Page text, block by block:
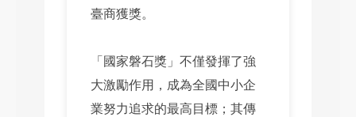
臺商獲獎。
「國家磐石獎」不僅發揮了強
大激勵作用，成為全國中小企
業努力追求的最高目標；其傳